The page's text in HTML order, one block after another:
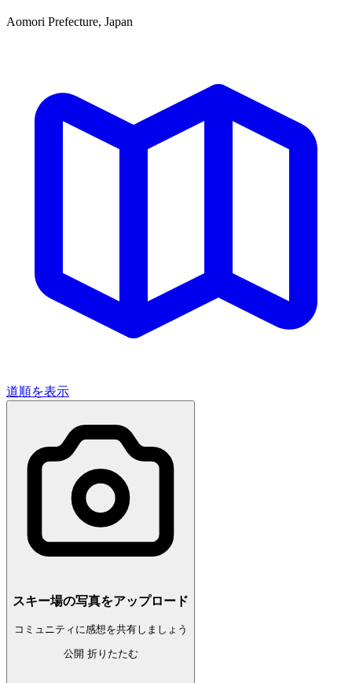
Aomori Prefecture, Japan
道順を表示
スキー場の写真をアップロード
コミュニティに感想を共有しましょう
公開 折りたたむ